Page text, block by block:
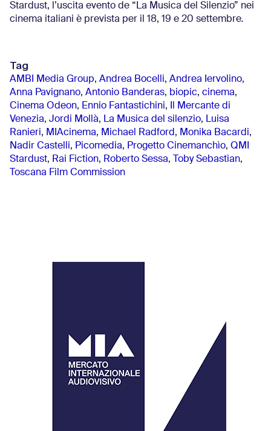
Stardust, l’uscita evento de “La Musica del Silenzio” nei
cinema italiani è prevista per il 18, 19 e 20 settembre.
Tag
AMBI Media Group, Andrea Bocelli, Andrea Iervolino,
Anna Pavignano, Antonio Banderas, biopic, cinema,
Cinema Odeon, Ennio Fantastichini,
Il Mercante di
Venezia, Jordi Mollà, La Musica del silenzio, Luisa
Ranieri, MIAcinema, Michael Radford , Monika Bacardi,
Nadir Castelli, Picomedia, Progetto Cinemanchìo, QMI
Stardust, Rai Fiction, Roberto Sessa, Toby Sebastian,
Toscana Film Commission